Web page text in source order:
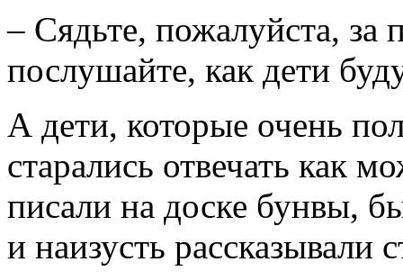
– Сядьте, пожалуйста, за
послушайте, как дети
А дети, которые очень
старались отвечать как
писали на доске бунвы,
и наизусть рассказывали